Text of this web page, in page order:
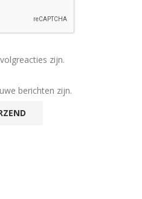
zijn.
berichten zijn.